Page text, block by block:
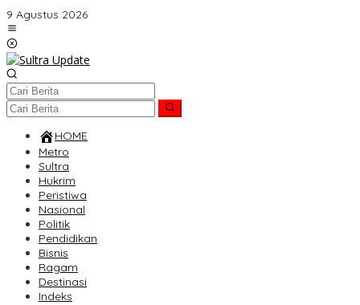
Lewati
ke
konten
9 Agustus 2026
HOME
Metro
Sultra
Hukrim
Peristiwa
Nasional
Politik
Pendidikan
Bisnis
Ragam
Destinasi
Indeks